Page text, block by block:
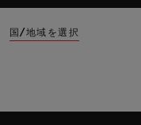
国/地域を選択